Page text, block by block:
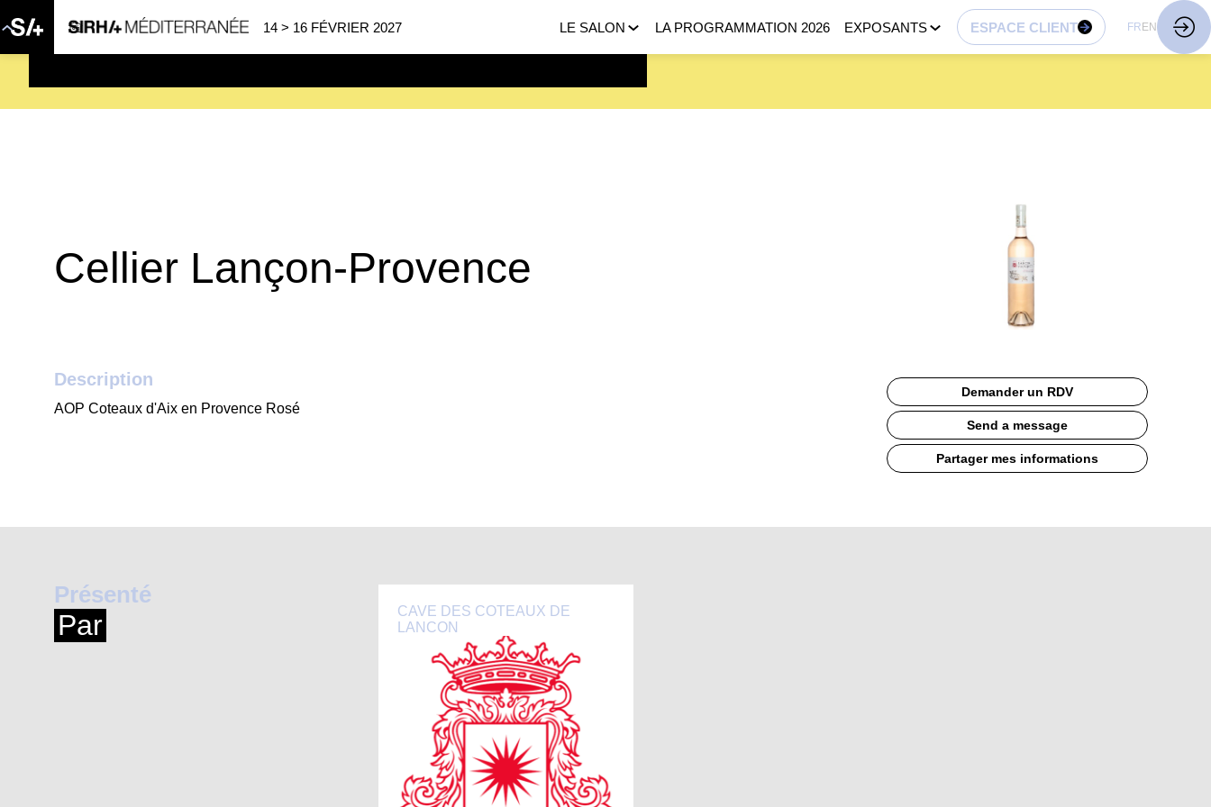
14 > 16 FÉVRIER 2027 LE SALON LA PROGRAMMATION 2026 EXPOSANTS ESPACE CLIENT FR EN
Cellier Lançon-Provence
Demander un RDV
Send a message
Partager mes informations
Description
AOP Coteaux d'Aix en Provence Rosé
Présenté
Par
CAVE DES COTEAUX DE
LANCON